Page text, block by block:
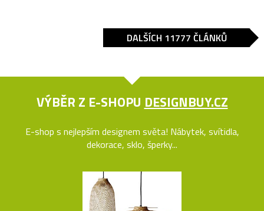
DALŠÍCH 11777 ČLÁNKŮ
VÝBĚR Z E-SHOPU DESIGNBUY.CZ
E-shop s nejlepším designem světa! Nábytek, svítidla,
dekorace, sklo, šperky...